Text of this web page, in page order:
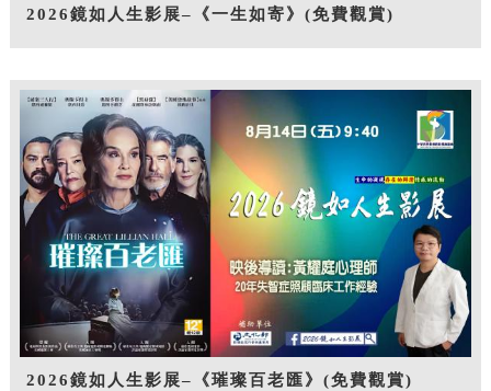
2026鏡如人生影展–《一生如寄》(免費觀賞)
2026鏡如人生影展–《璀璨百老匯》(免費觀賞)